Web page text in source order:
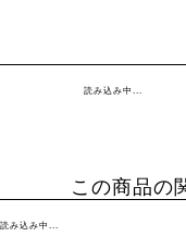
読み込み中...
この商品の
読み込み中...